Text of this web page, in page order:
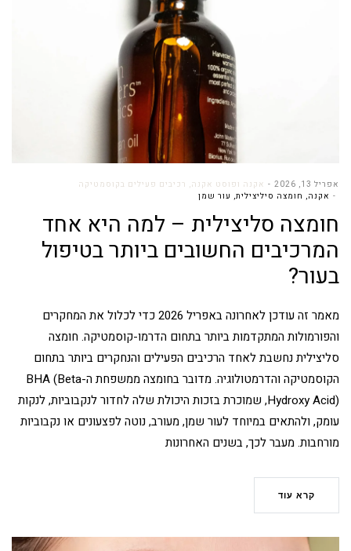
אפריל 13, 2026 אקנה ופוסט אקנה, רכיבים פעילים בקוסמטיקה
אקנה, חומצה סיליצילית, עור שמן
חומצה סליצילית – למה היא אחד
המרכיבים החשובים ביותר בטיפול
בעור?
מאמר זה עודכן לאחרונה באפריל 2026 כדי לכלול את המחקרים
והפורמולות המתקדמות ביותר בתחום הדרמו-קוסמטיקה. חומצה
סליצילית נחשבת לאחד הרכיבים הפעילים והנחקרים ביותר בתחום
הקוסמטיקה והדרמטולוגיה. מדובר בחומצה ממשפחת ה-BHA (Beta
Hydroxy Acid), שמוכרת בזכות היכולת שלה לחדור לנקבוביות, לנקות
עומק, ולהתאים במיוחד לעור שמן, מעורב, נוטה לפצעונים או נקבוביות
מורחבות. מעבר לכך, בשנים האחרונות
קרא עוד